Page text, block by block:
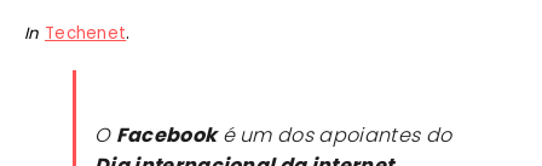
In Techenet.
O Facebooké um dos apoiantes do